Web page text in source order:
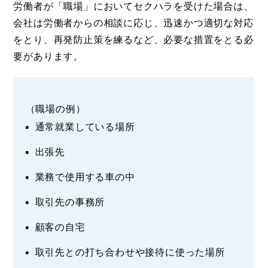
労働者が「職場」においてセクハラを受けた場合は、
会社は労働者からの相談に応じ、迅速かつ適切な対応
をとり、再発防止策を練るなど、必要な措置をとる必
要があります。
（職場の例）
通常就業している場所
出張先
業務で使用する車の中
取引先の事務所
顧客の自宅
取引先との打ち合わせや接待に使った場所